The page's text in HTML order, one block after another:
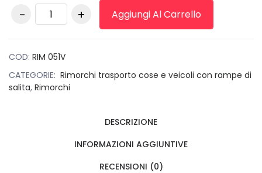
Rimorchio Cresci
TM35V timone
Aggiungi Al Carrello
COD: RIM 051V
CATEGORIE: Rimorchi trasporto cose e veicoli con rampe di
salita, Rimorchi
DESCRIZIONE
INFORMAZIONI AGGIUNTIVE
RECENSIONI (0)